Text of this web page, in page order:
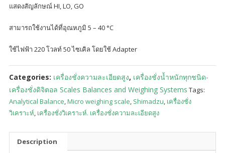
แสดงสัญลักษณ์ HI, LO, GO
สามารถใช้งานได้ที่อุณหภูมิ 5 – 40 °C
ใช้ไฟฟ้า 220 โวลท์ 50 ไซเคิล โดยใช้ Adapter
Categories: เครื่องชั่งความละเอียดสูง, เครื่องชั่งน้ำหนักทุกชนิด-
เครื่องชั่งดิจิตอล Scales Balances and Weighing Systems Tags:
Analytical Balance,Micro weighing scale, Shimadzu, เครื่องชั่ง
วิเคราะห์, เครื่องชั่งวิเคราะห์. เครื่องชั่งความละเอียดสูง
Description